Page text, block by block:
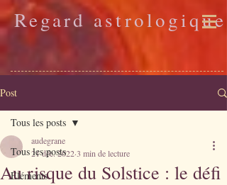
Regard astrologique
Post
Tous les posts
Eléments
Tous les posts
Au risque du Solstice : le défi
audegrane
21 déc. 20223 min de lecture